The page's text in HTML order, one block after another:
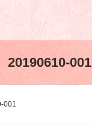
20190610-001
001